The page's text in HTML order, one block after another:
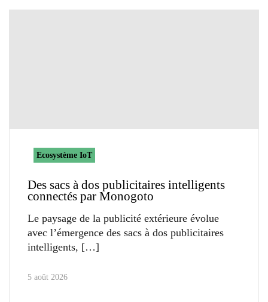
Ecosystème IoT
Des sacs à dos publicitaires intelligents
connectés par Monogoto
Le paysage de la publicité extérieure évolue
avec l’émergence des sacs à dos publicitaires
intelligents,
5 août 2026